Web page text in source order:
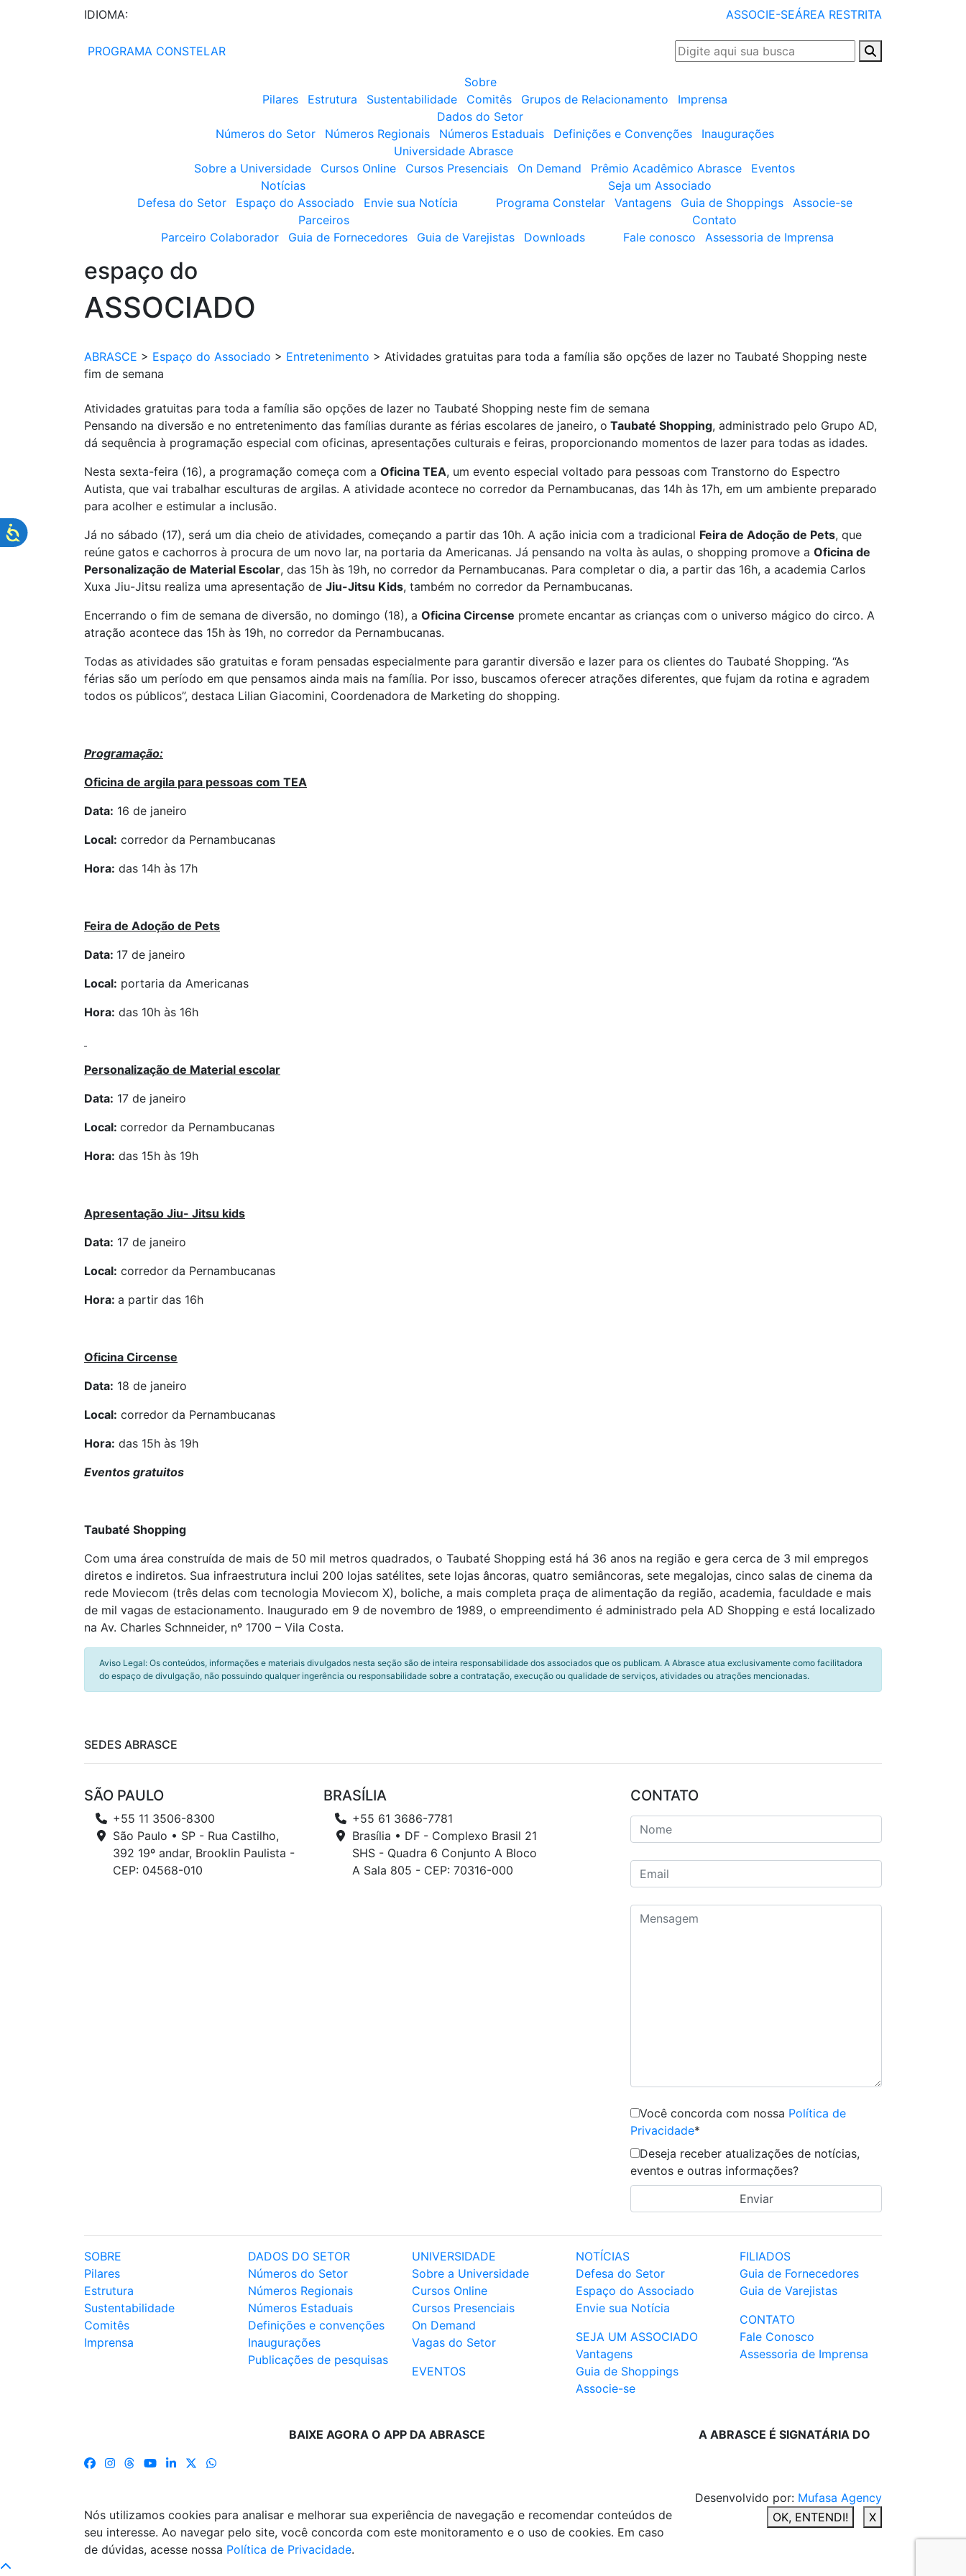
IDIOMA: ASSOCIE-SEÁREA RESTRITA
PROGRAMA CONSTELAR
Sobre
Pilares
Estrutura Sustentabilidade Comitês Grupos de Relacionamento
Imprensa
Dados do Setor
Números do Setor
Números Regionais Números Estaduais Definições e Convenções
Inaugurações
Universidade Abrasce
Sobre a Universidade
Cursos Online Cursos Presenciais On Demand Prêmio Acadêmico Abrasce
Eventos
Notícias
Defesa do Setor
Espaço do Associado Envie sua Notícia
Seja um Associado
Programa Constelar
Vantagens Guia de Shoppings
Associe-se
Parceiros
Parceiro Colaborador
Guia de Fornecedores Guia de Varejistas Downloads
Contato
Fale conosco
Assessoria de Imprensa
espaço do
ASSOCIADO
ABRASCE > Espaço do Associado > Entretenimento > Atividades gratuitas para toda a família são opções de lazer no Taubaté Shopping neste
fim de semana
Atividades gratuitas para toda a família são opções de lazer no Taubaté Shopping neste fim de semana
Pensando na diversão e no entretenimento das famílias durante as férias escolares de janeiro, o Taubaté Shopping, administrado pelo Grupo AD,
dá sequência à programação especial com oficinas, apresentações culturais e feiras, proporcionando momentos de lazer para todas as idades.
Nesta sexta-feira (16), a programação começa com a Oficina TEA, um evento especial voltado para pessoas com Transtorno do Espectro
Autista, que vai trabalhar esculturas de argilas. A atividade acontece no corredor da Pernambucanas, das 14h às 17h, em um ambiente preparado
para acolher e estimular a inclusão.
Já no sábado (17), será um dia cheio de atividades, começando a partir das 10h. A ação inicia com a tradicional Feira de Adoção de Pets, que
reúne gatos e cachorros à procura de um novo lar, na portaria da Americanas. Já pensando na volta às aulas, o shopping promove a Oficina de
Personalização de Material Escolar, das 15h às 19h, no corredor da Pernambucanas. Para completar o dia, a partir das 16h, a academia Carlos
Xuxa Jiu-Jitsu realiza uma apresentação de Jiu-Jitsu Kids, também no corredor da Pernambucanas.
Encerrando o fim de semana de diversão, no domingo (18), a Oficina Circense promete encantar as crianças com o universo mágico do circo. A
atração acontece das 15h às 19h, no corredor da Pernambucanas.
Todas as atividades são gratuitas e foram pensadas especialmente para garantir diversão e lazer para os clientes do Taubaté Shopping. “As
férias são um período em que pensamos ainda mais na família. Por isso, buscamos oferecer atrações diferentes, que fujam da rotina e agradem
todos os públicos”, destaca Lilian Giacomini, Coordenadora de Marketing do shopping.
Programação:
Oficina de argila para pessoas com TEA
Data: 16 de janeiro
Local: corredor da Pernambucanas
Hora: das 14h às 17h
Feira de Adoção de Pets
Data: 17 de janeiro
Local: portaria da Americanas
Hora: das 10h às 16h
Personalização de Material escolar
Data: 17 de janeiro
Local: corredor da Pernambucanas
Hora: das 15h às 19h
Apresentação Jiu- Jitsu kids
Data: 17 de janeiro
Local: corredor da Pernambucanas
Hora: a partir das 16h
Oficina Circense
Data: 18 de janeiro
Local: corredor da Pernambucanas
Hora: das 15h às 19h
Eventos gratuitos
Taubaté Shopping
Com uma área construída de mais de 50 mil metros quadrados, o Taubaté Shopping está há 36 anos na região e gera cerca de 3 mil empregos
diretos e indiretos. Sua infraestrutura inclui 200 lojas satélites, sete lojas âncoras, quatro semiâncoras, sete megalojas, cinco salas de cinema da
rede Moviecom (três delas com tecnologia Moviecom X), boliche, a mais completa praça de alimentação da região, academia, faculdade e mais
de mil vagas de estacionamento. Inaugurado em 9 de novembro de 1989, o empreendimento é administrado pela AD Shopping e está localizado
na Av. Charles Schnneider, nº 1700 – Vila Costa.
Aviso Legal: Os conteúdos, informações e materiais divulgados nesta seção são de inteira responsabilidade dos associados que os publicam. A Abrasce atua exclusivamente como facilitadora
do espaço de divulgação, não possuindo qualquer ingerência ou responsabilidade sobre a contratação, execução ou qualidade de serviços, atividades ou atrações mencionadas.
SEDES ABRASCE
SÃO PAULO
+55 11 3506-8300
São Paulo • SP - Rua Castilho,
392 19º andar, Brooklin Paulista -
CEP: 04568-010
BRASÍLIA
+55 61 3686-7781
Brasília • DF - Complexo Brasil 21
SHS - Quadra 6 Conjunto A Bloco
A Sala 805 - CEP: 70316-000
CONTATO
Você concorda com nossa Política de
Privacidade*
Deseja receber atualizações de notícias,
eventos e outras informações?
SOBRE
Pilares
Estrutura
Sustentabilidade
Comitês
Imprensa
DADOS DO SETOR
Números do Setor
Números Regionais
Números Estaduais
Definições e convenções
Inaugurações
Publicações de pesquisas
UNIVERSIDADE
Sobre a Universidade
Cursos Online
Cursos Presenciais
On Demand
Vagas do Setor
EVENTOS
NOTÍCIAS
Defesa do Setor
Espaço do Associado
Envie sua Notícia
SEJA UM ASSOCIADO
Vantagens
Guia de Shoppings
Associe-se
FILIADOS
Guia de Fornecedores
Guia de Varejistas
CONTATO
Fale Conosco
Assessoria de Imprensa
BAIXE AGORA O APP DA ABRASCE A ABRASCE É SIGNATÁRIA DO
Desenvolvido por: Mufasa Agency
Nós utilizamos cookies para analisar e melhorar sua experiência de navegação e recomendar conteúdos de
seu interesse. Ao navegar pelo site, você concorda com este monitoramento e o uso de cookies. Em caso
de dúvidas, acesse nossa Política de Privacidade.
OK, ENTENDI! X